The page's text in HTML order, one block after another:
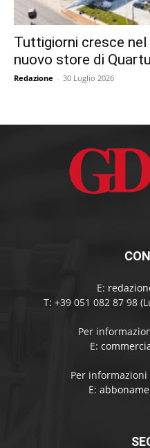
Tuttigiorni cresce
nuovo store di
Redazione - 30 Luglio 2026
E:
T: +39 051 082 87 98
Per
E:
Per
E: